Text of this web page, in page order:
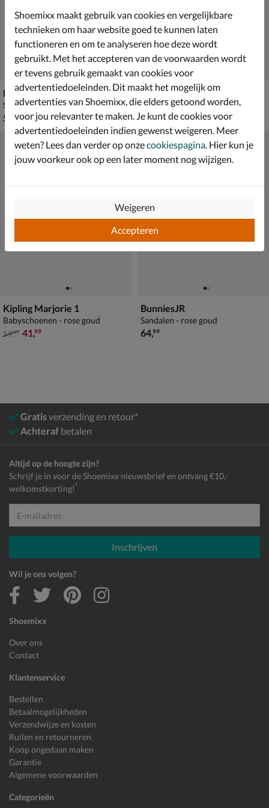
Birkenstock Rio
Sandalen - rose goud
€ 59,99
59 ,99
Nelson Kids
Sandalen - rose goud
€ 64,99
64,99
Kipling Marjorie 1
Babyschoenen - rose goud
van € 59,99 voor € 41,99
59,99 41,99
BunniesJR
Sandalen - rose goud
€ 64,99
64,99
Gratisverzending en retour*
Achteraf betalen
Shoemixx
Over ons
Contact
Klantenservice
Bestellen
Betaalmogelijkheden
Verzendwijze en kosten
Ruilen en retourneren
Koop ongedaan maken
Garantie
Algemene voorwaarden
Categorieën
Altijd op de hoogte zijn?
Schrijf je in voor de Shoemixx nieuwsbrief en ontvang €10,-
welkomstkorting! *
E-mailadres
Inschrijven
Wil je ons volgen?
Shoemixx maakt gebruik van cookies en vergelijkbare
technieken om haar website goed te kunnen laten
functioneren en om te analyseren hoe deze wordt
gebruikt. Met het accepteren van de voorwaarden wordt
er tevens gebruik gemaakt van cookies voor
advertentiedoeleinden. Dit maakt het mogelijk om
advertenties van Shoemixx, die elders getoond worden,
voor jou relevanter te maken. Je kunt de cookies voor
advertentiedoeleinden indien gewenst weigeren. Meer
weten? Lees dan verder op onzecookiespagina . Hier kun je
jouw voorkeur ook op een later moment nog wijzigen.
Accepteren
Weigeren